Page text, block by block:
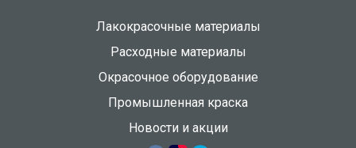
Лакокрасочные материалы
Расходные материалы
Окрасочное оборудование
Промышленная краска
Новости и акции